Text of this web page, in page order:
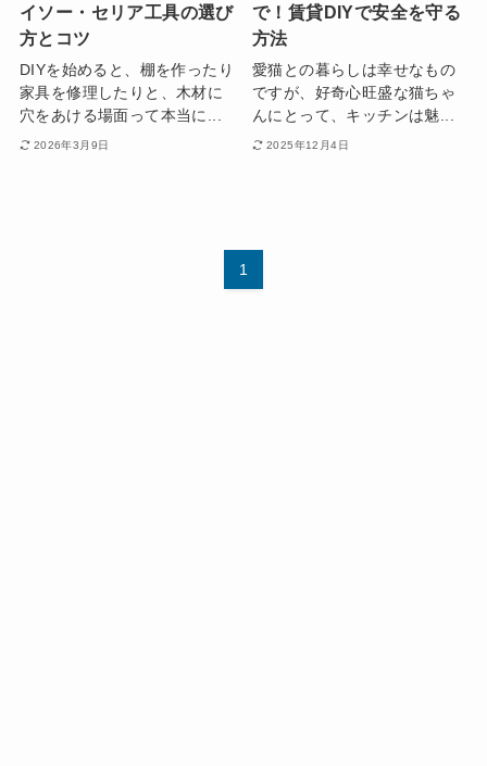
イソー・セリア工具の選び
方とコツ
DIYを始めると、棚を作ったり
家具を修理したりと、木材に
穴をあける場面って本当に...
2026年3月9日
で！賃貸DIYで安全を守る
方法
愛猫との暮らしは幸せなもの
ですが、好奇心旺盛な猫ちゃ
んにとって、キッチンは魅...
2025年12月4日
1